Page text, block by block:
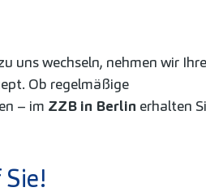
uns wechseln, nehmen wir
Ob regelmäßige
– im ZZB in Berlin erhalten